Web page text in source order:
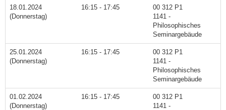
18.01.2024
(Donnerstag)
16:15 - 17:45
00 312 P1
1141 -
Philosophisches
Seminargebäude
25.01.2024
(Donnerstag)
16:15 - 17:45
00 312 P1
1141 -
Philosophisches
Seminargebäude
01.02.2024
(Donnerstag)
16:15 - 17:45
00 312 P1
1141 -